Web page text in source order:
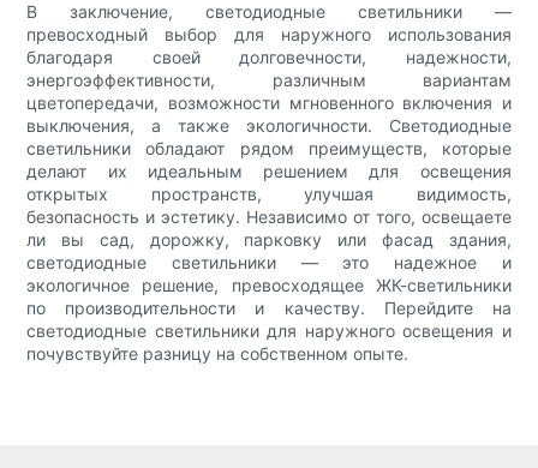
В заключение, светодиодные светильники —
превосходный выбор для наружного использования
благодаря своей долговечности, надежности,
энергоэффективности, различным вариантам
цветопередачи, возможности мгновенного включения и
выключения, а также экологичности. Светодиодные
светильники обладают рядом преимуществ, которые
делают их идеальным решением для освещения
открытых пространств, улучшая видимость,
безопасность и эстетику. Независимо от того, освещаете
ли вы сад, дорожку, парковку или фасад здания,
светодиодные светильники — это надежное и
экологичное решение, превосходящее ЖК-светильники
по производительности и качеству. Перейдите на
светодиодные светильники для наружного освещения и
почувствуйте разницу на собственном опыте.